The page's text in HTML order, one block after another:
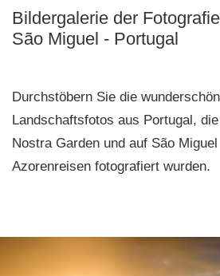
Bildergalerie der
São Miguel - Portugal
Durchstöbern Sie die
Landschaftsfotos aus Portugal,
Nostra Garden und auf São
Azorenreisen fotografiert wurden.